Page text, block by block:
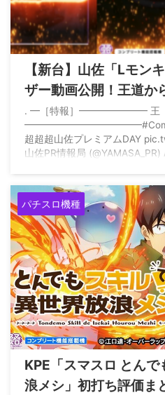
【新台】山佐「Lモン
ザー動画公開！王道か
. ━［特報］━━━━━━━ 王
超超超山佐プレミアムDAY
山佐PR情報局
パチスロ機種
KPE「スマスロ とん
浪メシ」初打ち評価ま